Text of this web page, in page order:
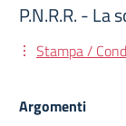
P.N.R.R. - La
Stampa /
Argomenti